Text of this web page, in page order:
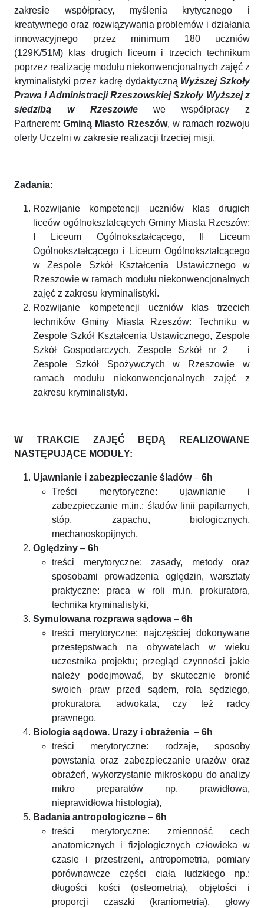
zakresie współpracy, myślenia krytycznego i
kreatywnego oraz rozwiązywania problemów i działania
innowacyjnego przez minimum 180 uczniów
(129K/51M) klas drugich liceum i trzecich technikum
poprzez realizację modułu niekonwencjonalnych zajęć z
kryminalistyki przez kadrę dydaktyczną Wyższej Szkoły
Prawa i Administracji Rzeszowskiej Szkoły Wyższej z
siedzibą w Rzeszowiewe współpracy z
Partnerem: Gminą Miasto Rzeszów, w ramach rozwoju
oferty Uczelni w zakresie realizacji trzeciej misji.
Zadania:
Rozwijanie kompetencji uczniów klas drugich
liceów ogólnokształcących Gminy Miasta Rzeszów:
I Liceum Ogólnokształcącego, II Liceum
Ogólnokształcącego i Liceum Ogólnokształcącego
w Zespole Szkół Kształcenia Ustawicznego w
Rzeszowie w ramach modułu niekonwencjonalnych
zajęć z zakresu kryminalistyki.
Rozwijanie kompetencji uczniów klas trzecich
techników Gminy Miasta Rzeszów: Techniku w
Zespole Szkół Kształcenia Ustawicznego, Zespole
Szkół Gospodarczych, Zespole Szkół nr 2 i
Zespole Szkół Spożywczych w Rzeszowie w
ramach modułu niekonwencjonalnych zajęć z
zakresu kryminalistyki.
W TRAKCIE ZAJĘĆ BĘDĄ REALIZOWANE
NASTĘPUJĄCE MODUŁY:
Ujawnianie i zabezpieczanie śladów– 6h
Treści merytoryczne: ujawnianie i
zabezpieczanie m.in.: śladów linii papilarnych,
stóp, zapachu, biologicznych,
mechanoskopijnych,
Oględziny – 6h
treści merytoryczne: zasady, metody oraz
sposobami prowadzenia oględzin, warsztaty
praktyczne: praca w roli m.in. prokuratora,
technika kryminalistyki,
Symulowana rozprawa sądowa – 6h
treści merytoryczne: najczęściej dokonywane
przestępstwach na obywatelach w wieku
uczestnika projektu; przegląd czynności jakie
należy podejmować, by skutecznie bronić
swoich praw przed sądem, rola sędziego,
prokuratora, adwokata, czy też radcy
prawnego,
Biologia sądowa. Urazy i obrażenia – 6h
treści merytoryczne: rodzaje, sposoby
powstania oraz zabezpieczanie urazów oraz
obrażeń, wykorzystanie mikroskopu do analizy
mikro preparatów np. prawidłowa,
nieprawidłowa histologia),
Badania antropologiczne – 6h
treści merytoryczne: zmienność cech
anatomicznych i fizjologicznych człowieka w
czasie i przestrzeni, antropometria, pomiary
porównawcze części ciała ludzkiego np.:
długości kości (osteometria), objętości i
proporcji czaszki (kraniometria), głowy